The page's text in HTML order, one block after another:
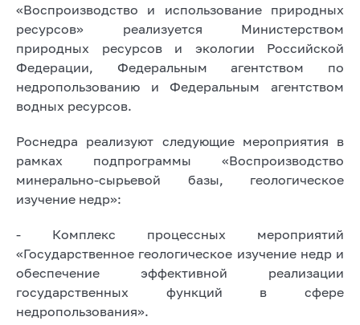
«Воспроизводство и использование природных
ресурсов» реализуется Министерством
природных ресурсов и экологии Российской
Федерации, Федеральным агентством по
недропользованию и Федеральным агентством
водных ресурсов.
Роснедра реализуют следующие мероприятия в
рамках подпрограммы «Воспроизводство
минерально-сырьевой базы, геологическое
изучение недр»:
- Комплекс процессных мероприятий
«Государственное геологическое изучение недр и
обеспечение эффективной реализации
государственных функций в сфере
недропользования».